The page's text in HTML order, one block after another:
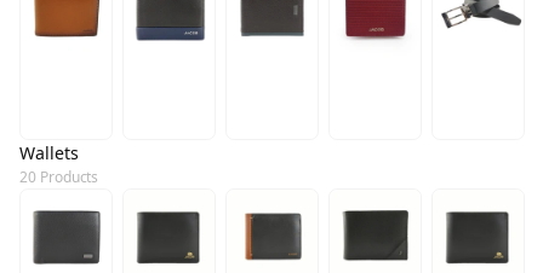
Wallets
20 Products